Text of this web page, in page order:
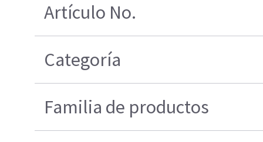
Artículo No.
Categoría
Familia de productos